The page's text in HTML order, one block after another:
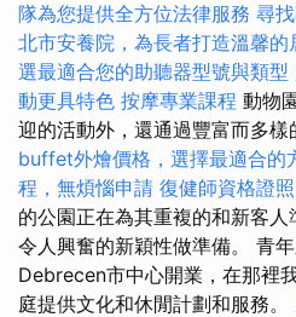
隊為您提供全方位法律服務 尋
北市安養院，為長者打造溫馨的
選最適合您的助聽器型號與類型
動更具特色 按摩專業課程 動物
迎的活動外，還通過豐富而多樣
buffet外燴價格，選擇最適合的
程，無煩惱申請 復健師資格證照
的公園正在為其重複的和新客人
令人興奮的新穎性做準備​​。 青
Debrecen市中心開業，在那裡
庭提供文化和休閒計劃和服務。